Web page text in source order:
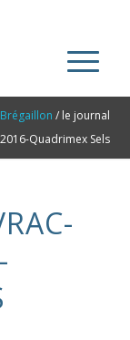
/ le journal
Quadrimex Sels